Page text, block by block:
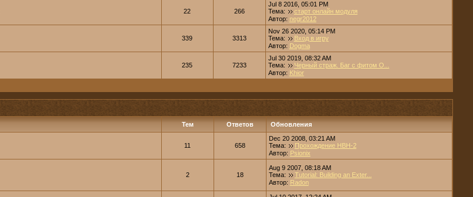
22 266
Jul 8 2016, 05:01 PM
Тема:
старт онлайн модуля
Автор: negr2012
339 3313
Nov 26 2020, 05:14 PM
Тема:
Вход в игру
Автор: Dogma
235 7233
Jul 30 2019, 08:32 AM
Тема:
Черный страж. Баг с фитом О...
Автор: Khior
Тем Ответов Обновления
11 658
Dec 20 2008, 03:21 AM
Тема:
Прохождение НВН-2
Автор: Psionix
2 18
Aug 9 2007, 08:18 AM
Тема:
Tutorial: Building an Exter...
Автор: Radon